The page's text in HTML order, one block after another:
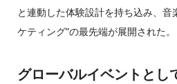
と連動した体験設計を持ち込み、音
ケティング”の最先端が展開された。
グローバルイベントと